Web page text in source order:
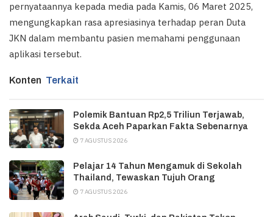
pernyataannya kepada media pada Kamis, 06 Maret 2025,
mengungkapkan rasa apresiasinya terhadap peran Duta
JKN dalam membantu pasien memahami penggunaan
aplikasi tersebut.
Konten Terkait
Polemik Bantuan Rp2,5 Triliun Terjawab,
Sekda Aceh Paparkan Fakta Sebenarnya
7 AGUSTUS 2026
Pelajar 14 Tahun Mengamuk di Sekolah
Thailand, Tewaskan Tujuh Orang
7 AGUSTUS 2026